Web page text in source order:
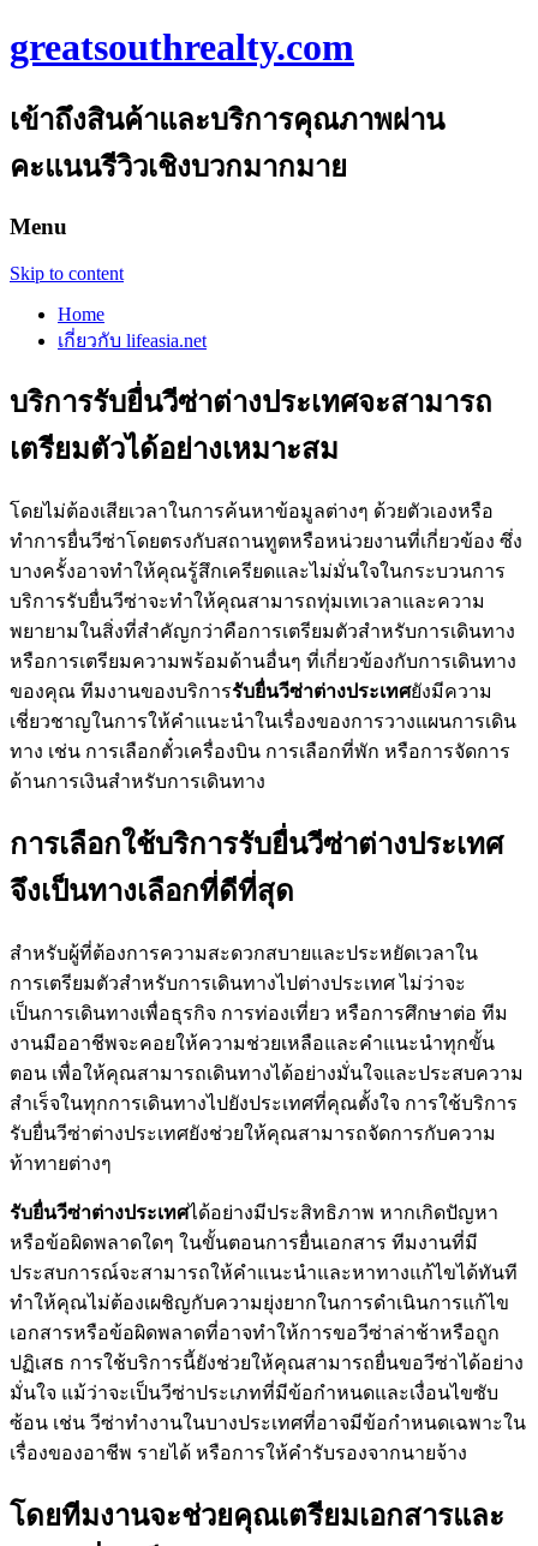
greatsouthrealty.com
เข้าถึงสินค้าและบริการคุณภาพผ่าน
คะแนนรีวิวเชิงบวกมากมาย
Menu
Skip to content
Home
เกี่ยวกับ lifeasia.net
บริการรับยื่นวีซ่าต่างประเทศจะสามารถ
เตรียมตัวได้อย่างเหมาะสม
โดยไม่ต้องเสียเวลาในการค้นหาข้อมูลต่างๆ ด้วยตัวเองหรือ
ทำการยื่นวีซ่าโดยตรงกับสถานทูตหรือหน่วยงานที่เกี่ยวข้อง ซึ่ง
บางครั้งอาจทำให้คุณรู้สึกเครียดและไม่มั่นใจในกระบวนการ
บริการรับยื่นวีซ่าจะทำให้คุณสามารถทุ่มเทเวลาและความ
พยายามในสิ่งที่สำคัญกว่าคือการเตรียมตัวสำหรับการเดินทาง
หรือการเตรียมความพร้อมด้านอื่นๆ ที่เกี่ยวข้องกับการเดินทาง
ของคุณ ทีมงานของบริการรับยื่นวีซ่าต่างประเทศยังมีความ
เชี่ยวชาญในการให้คำแนะนำในเรื่องของการวางแผนการเดิน
ทาง เช่น การเลือกตั๋วเครื่องบิน การเลือกที่พัก หรือการจัดการ
ด้านการเงินสำหรับการเดินทาง
การเลือกใช้บริการรับยื่นวีซ่าต่างประเทศ
จึงเป็นทางเลือกที่ดีที่สุด
สำหรับผู้ที่ต้องการความสะดวกสบายและประหยัดเวลาใน
การเตรียมตัวสำหรับการเดินทางไปต่างประเทศ ไม่ว่าจะ
เป็นการเดินทางเพื่อธุรกิจ การท่องเที่ยว หรือการศึกษาต่อ ทีม
งานมืออาชีพจะคอยให้ความช่วยเหลือและคำแนะนำทุกขั้น
ตอน เพื่อให้คุณสามารถเดินทางได้อย่างมั่นใจและประสบความ
สำเร็จในทุกการเดินทางไปยังประเทศที่คุณตั้งใจ การใช้บริการ
รับยื่นวีซ่าต่างประเทศยังช่วยให้คุณสามารถจัดการกับความ
ท้าทายต่างๆ
รับยื่นวีซ่าต่างประเทศได้อย่างมีประสิทธิภาพ หากเกิดปัญหา
หรือข้อผิดพลาดใดๆ ในขั้นตอนการยื่นเอกสาร ทีมงานที่มี
ประสบการณ์จะสามารถให้คำแนะนำและหาทางแก้ไขได้ทันที
ทำให้คุณไม่ต้องเผชิญกับความยุ่งยากในการดำเนินการแก้ไข
เอกสารหรือข้อผิดพลาดที่อาจทำให้การขอวีซ่าล่าช้าหรือถูก
ปฏิเสธ การใช้บริการนี้ยังช่วยให้คุณสามารถยื่นขอวีซ่าได้อย่าง
มั่นใจ แม้ว่าจะเป็นวีซ่าประเภทที่มีข้อกำหนดและเงื่อนไขซับ
ซ้อน เช่น วีซ่าทำงานในบางประเทศที่อาจมีข้อกำหนดเฉพาะใน
เรื่องของอาชีพ รายได้ หรือการให้คำรับรองจากนายจ้าง
โดยทีมงานจะช่วยคุณเตรียมเอกสารและ